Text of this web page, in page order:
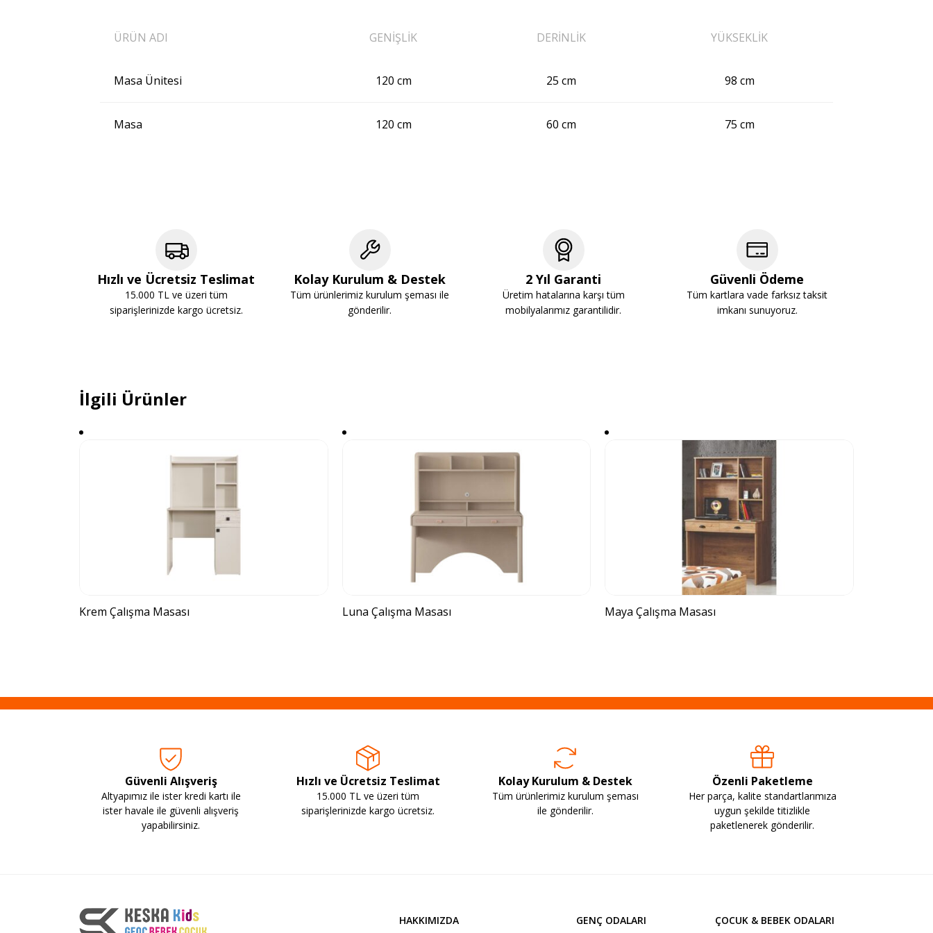
ÜRÜN ADI GENİŞLİK DERİNLİK YÜKSEKLİK
Masa Ünitesi 120 cm 25 cm 98 cm
Masa 120 cm 60 cm 75 cm
Hızlı ve Ücretsiz Teslimat
15.000 TL ve üzeri tüm
siparişlerinizde kargo ücretsiz.
Kolay Kurulum & Destek
Tüm ürünlerimiz kurulum şeması ile
gönderilir.
2 Yıl Garanti
Üretim hatalarına karşı tüm
mobilyalarımız garantilidir.
Güvenli Ödeme
Tüm kartlara vade farksız taksit
imkanı sunuyoruz.
İlgili Ürünler
Krem Çalışma Masası Luna Çalışma Masası Maya Çalışma Masası
Güvenli Alışveriş
Altyapımız ile ister kredi kartı ile
ister havale ile güvenli alışveriş
yapabilirsiniz.
Hızlı ve Ücretsiz Teslimat
15.000 TL ve üzeri tüm
siparişlerinizde kargo ücretsiz.
Kolay Kurulum & Destek
Tüm ürünlerimiz kurulum şeması
ile gönderilir.
Özenli Paketleme
Her parça, kalite standartlarımıza
uygun şekilde titizlikle
paketlenerek gönderilir.
HAKKIMIZDA GENÇ ODALARI ÇOCUK & BEBEK ODALARI